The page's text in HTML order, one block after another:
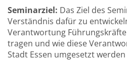
Seminarziel: Das Ziel des
Verständnis dafür zu
Verantwortung
tragen und wie diese
Stadt Essen umgesetzt werden